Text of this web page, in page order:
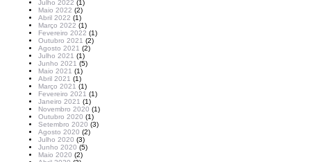
Julho 2022 (1)
Maio 2022 (2)
Abril 2022 (1)
Março 2022 (1)
Fevereiro 2022 (1)
Outubro 2021 (2)
Agosto 2021 (2)
Julho 2021 (1)
Junho 2021 (5)
Maio 2021 (1)
Abril 2021 (1)
Março 2021 (1)
Fevereiro 2021 (1)
Janeiro 2021 (1)
Novembro 2020 (1)
Outubro 2020 (1)
Setembro 2020 (3)
Agosto 2020 (2)
Julho 2020 (3)
Junho 2020 (5)
Maio 2020 (2)